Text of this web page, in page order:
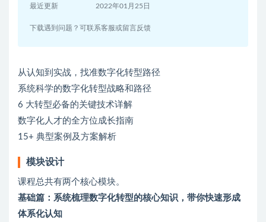
最近更新 2022年01月25日
下载遇到问题？可联系客服或留言反馈
从认知到实战，找准数字化转型路径
系统科学的数字化转型战略和路径
6 大转型必备的关键技术详解
数字化人才的全方位成长指南
15+ 典型案例及方案解析
模块设计
课程总共有两个核心模块。
基础篇：系统梳理数字化转型的核心知识，带你快速形成
体系化认知